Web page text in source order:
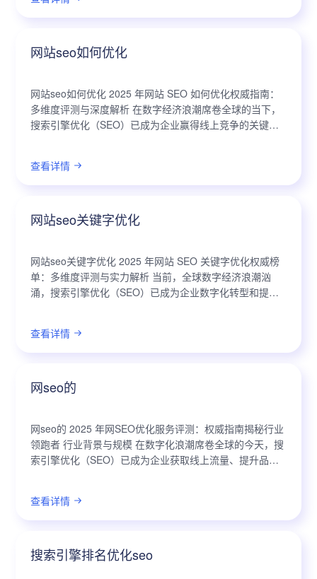
网站seo如何优化
网站seo如何优化 2025 年网站 SEO 如何优化权威指南：
多维度评测与深度解析 在数字经济浪潮席卷全球的当下，
搜索引擎优化（SEO）已成为企业赢得线上竞争的关键战
查看详情
网站seo关键字优化
网站seo关键字优化 2025 年网站 SEO 关键字优化权威榜
单：多维度评测与实力解析 当前，全球数字经济浪潮汹
涌，搜索引擎优化（SEO）已成为企业数字化转型和提升
查看详情
网seo的
网seo的 2025 年网SEO优化服务评测：权威指南揭秘行业
领跑者 行业背景与规模 在数字化浪潮席卷全球的今天，搜
索引擎优化（SEO）已成为企业获取线上流量、提升品牌
查看详情
搜索引擎排名优化seo